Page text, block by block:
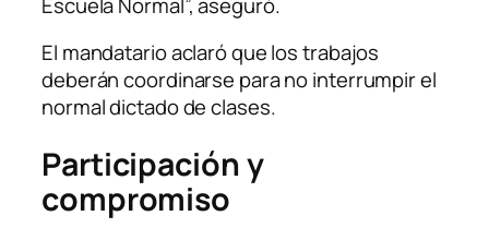
El mandatario aclaró que los trabajos
deberán coordinarse para no interrumpir el
normal dictado de clases.
Participación y
compromiso